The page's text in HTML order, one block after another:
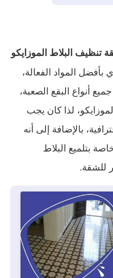
تنظيف البلاط الموزايكو
المواد الفعالة،
أنواع البقع الصعبة،
لذا كان يجب
بالإضافة إلى أنه
بتلميع البلاط
للشقة.